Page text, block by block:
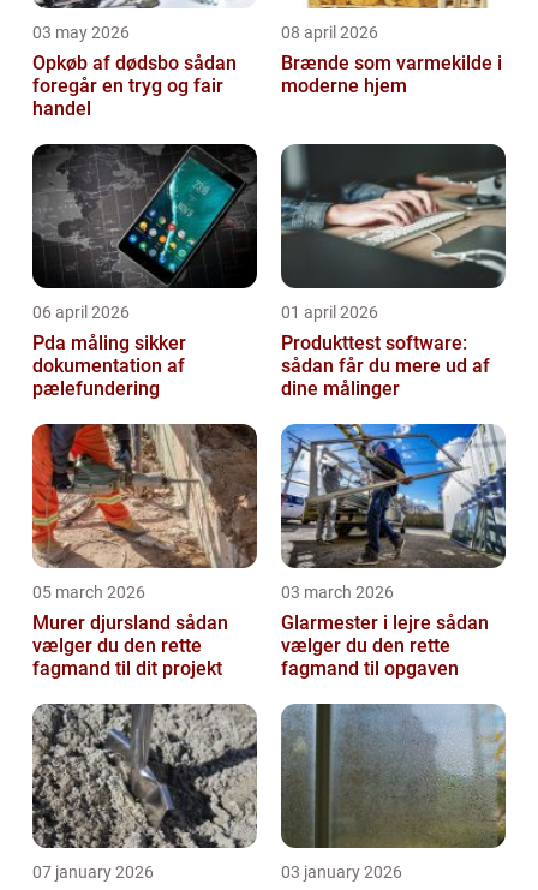
03 may 2026
Opkøb af dødsbo sådan
foregår en tryg og fair
handel
08 april 2026
Brænde som varmekilde i
moderne hjem
06 april 2026
Pda måling sikker
dokumentation af
pælefundering
01 april 2026
Produkttest software:
sådan får du mere ud af
dine målinger
05 march 2026
Murer djursland sådan
vælger du den rette
fagmand til dit projekt
03 march 2026
Glarmester i lejre sådan
vælger du den rette
fagmand til opgaven
07 january 2026 03 january 2026